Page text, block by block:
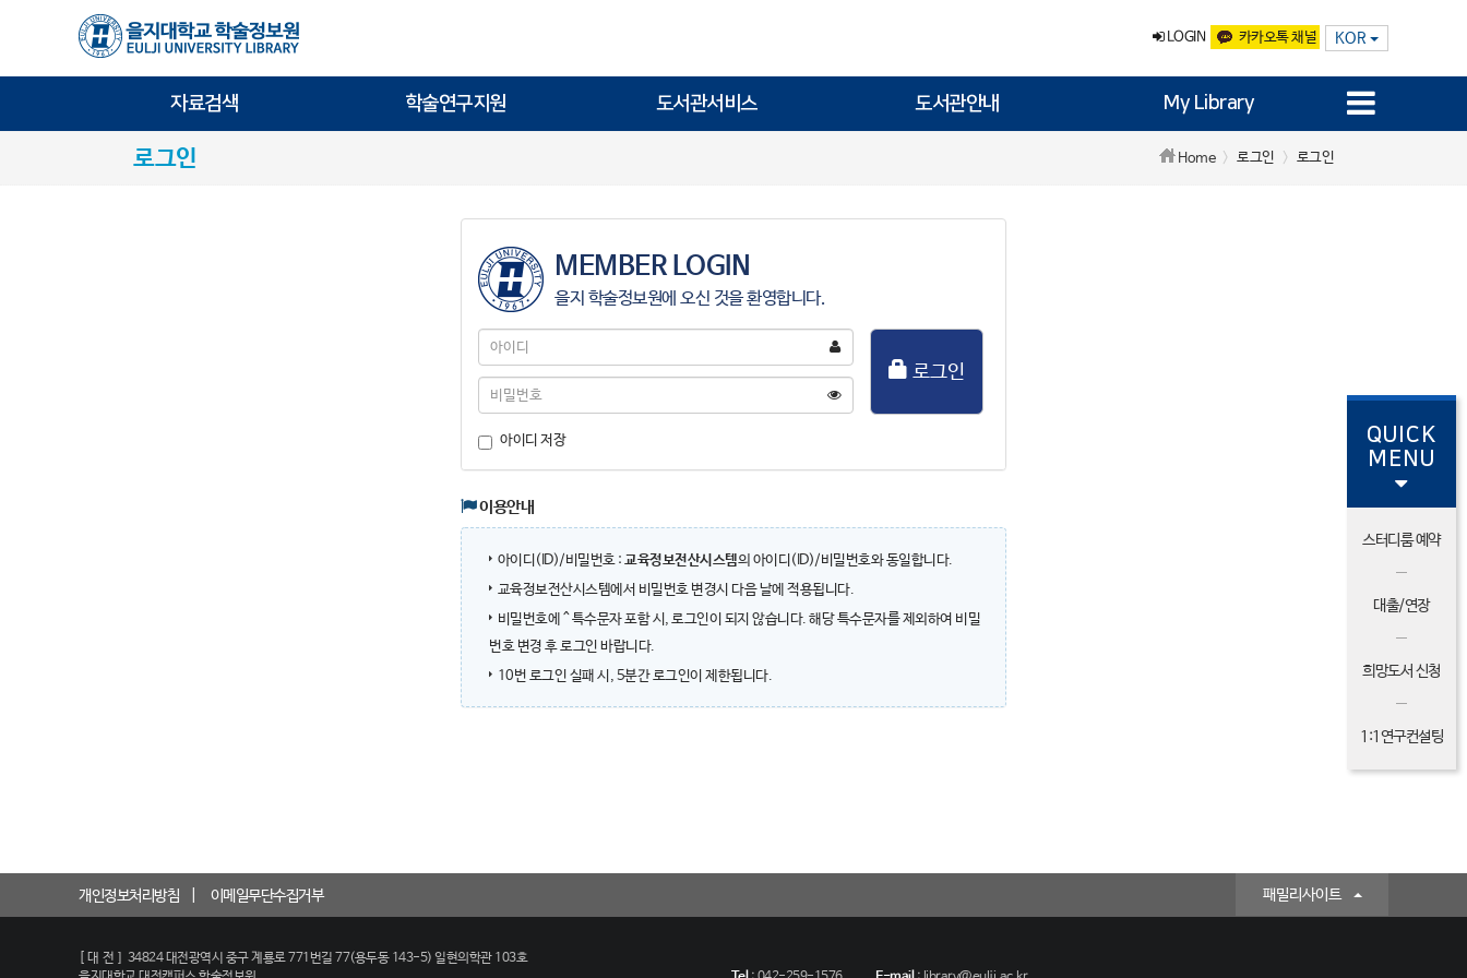
LOGIN 카카오톡 채널 KOR
자료검색 학술연구지원 도서관서비스 도서관안내 My Library
로그인 Home 로그인 로그인
MEMBER LOGIN
을지 학술정보원에 오신 것을 환영합니다.
아
디
비
호
로그인
아이디 저장
이용안내
아이디(ID)/비밀번호 : 교육정보전산시스템의 아이디(ID)/비밀번호와 동일합니다.
교육정보전산시스템에서 비밀번호 변경시 다음 날에 적용됩니다.
비밀번호에 ^ 특수문자 포함 시, 로그인이 되지 않습니다. 해당 특수문자를 제외하여 비밀
번호 변경 후 로그인 바랍니다.
10번 로그인 실패 시, 5분간 로그인이 제한됩니다.
QUICK
MENU
스터디룸 예약
대출/연장
희망도서 신청
1:1연구컨설팅
개인정보처리방침 이메일무단수집거부 패밀리사이트
[대전]
34824 대전광역시 중구 계룡로 771번길 77(용두동 143-5) 일현의학관 103호